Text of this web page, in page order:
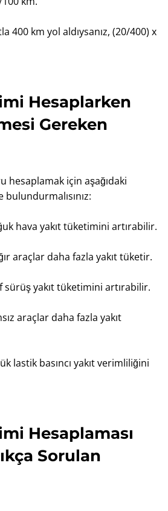
400 km yol aldıysanız, (20/400) x
Hesaplarken
Gereken
hesaplamak için aşağıdaki
hava yakıt tüketimini artırabilir.
araçlar daha fazla yakıt tüketir.
sürüş yakıt tüketimini artırabilir.
araçlar daha fazla yakıt
lastik basıncı yakıt verimliliğini
Hesaplaması
Sorulan